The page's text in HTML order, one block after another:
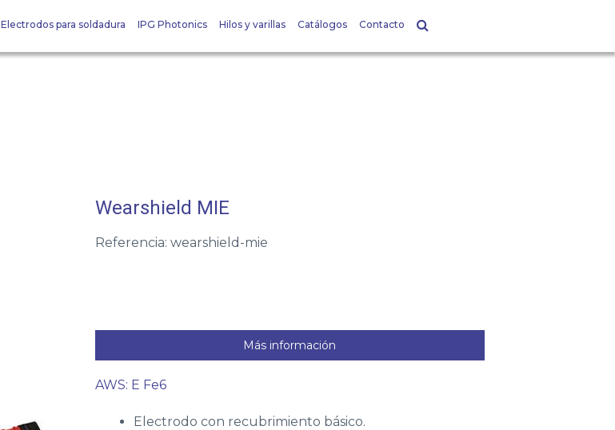
Electrodos para soldadura IPG Photonics Hilos y varillas Catálogos Contacto
Referencia: wearshield-mie
AWS: E Fe6
Electrodo con recubrimiento básico.
Más información
Wearshield MIE